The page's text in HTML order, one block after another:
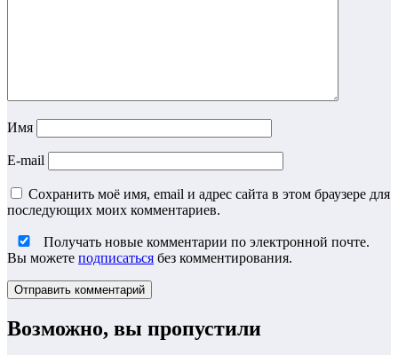
Имя
E-mail
Сохранить моё имя, email и адрес сайта в этом браузере для
последующих моих комментариев.
Получать новые комментарии по электронной почте.
Вы можете подписаться без комментирования.
Возможно, вы пропустили